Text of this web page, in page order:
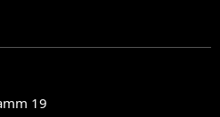
19